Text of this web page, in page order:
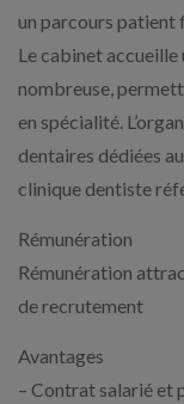
un parcours patient
Le cabinet
nombreuse,
en spécialité.
dentaires dédiées
clinique dentiste
Rémunération
Rémunération
de recrutement
Avantages
– Contrat salarié et